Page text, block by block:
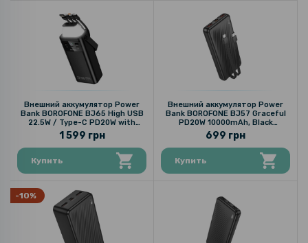
Внешний аккумулятор Power
Bank BOROFONE BJ65 High USB
22.5W / Type-C PD20W with
cable 30000mAh, Black
1 599 грн
Купить
Внешний аккумулятор Power
Bank BOROFONE BJ57 Graceful
PD20W 10000mAh, Black
(6941991111846)
699 грн
Купить
-10%